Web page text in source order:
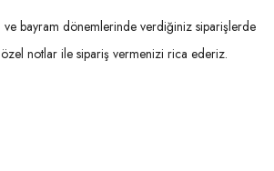
ve bayram dönemlerinde verdiğiniz siparişlerde
notlar ile sipariş vermenizi rica ederiz.